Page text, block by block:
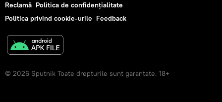
Reclamă Politica de confidențialitate
Politica privind cookie-urile Feedback
© 2026 Sputnik Toate drepturile sunt garantate. 18+